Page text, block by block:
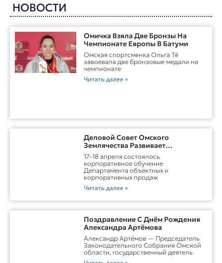
НОВОСТИ
Омичка Взяла Две Бронзы На
Чемпионате Европы В Батуми
Омская спортсменка Ольга Тё
завоевала две бронзовые медали на
чемпионате
Читать далее »
Деловой Совет Омского
Землячества Развивает
Практические Навыки Омских
Студентов Через Бизнес-
Обучение
17–18 апреля состоялось
корпоративное обучение
Департамента объектных и
корпоративных продаж
Читать далее »
Поздравление С Днём Рождения
Александра Артёмова
Александр Артёмов — Председатель
Законодательного Собрания Омской
области, государственный деятель